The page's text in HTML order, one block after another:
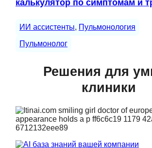
калькулятор по симптомам и
ИИ ассистенты, Пульмонология
Пульмонолог
Решения для
клиники